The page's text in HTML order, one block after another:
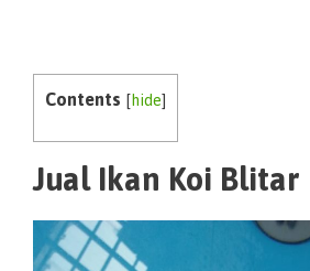
Contents [hide]
Jual Ikan Koi Blitar